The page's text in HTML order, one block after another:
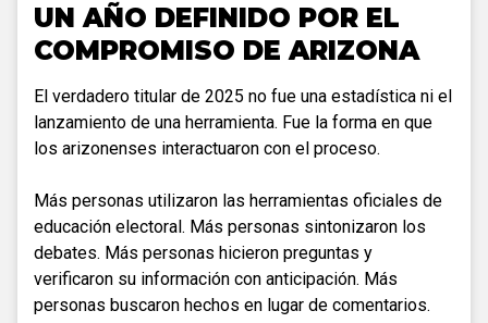
UN AÑO DEFINIDO POR EL
COMPROMISO DE ARIZONA
El verdadero titular de 2025 no fue una estadística ni el
lanzamiento de una herramienta. Fue la forma en que
los arizonenses interactuaron con el proceso.
Más personas utilizaron las herramientas oficiales de
educación electoral. Más personas sintonizaron los
debates. Más personas hicieron preguntas y
verificaron su información con anticipación. Más
personas buscaron hechos en lugar de comentarios.